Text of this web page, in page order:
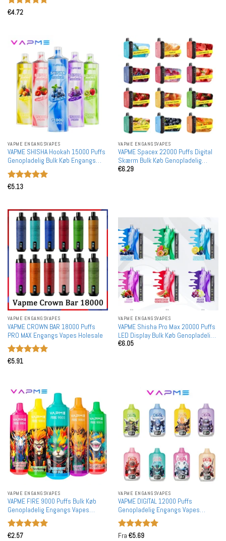
Vurderet
€4.72
VAPME ENGANGSVAPES
VAPME SHISHA Hookah 15000 Puffs
Genopladelig Bulk Køb Engangs
Vapes Holesale
Vurderet
€5.13
VAPME ENGANGSVAPES
VAPME Spacex 22000 Puffs Digital
Skærm Bulk Køb Genopladelig
Engangs Vapes Engros
€6.29
VAPME ENGANGSVAPES
VAPME CROWN BAR 18000 Puffs
PRO MAX Engangs Vapes Holesale
Vurderet
€5.91
VAPME ENGANGSVAPES
VAPME Shisha Pro Max 20000 Puffs
LED Display Bulk Køb Genopladelig
Engangs Vapes Holesale
€6.05
VAPME ENGANGSVAPES
VAPME FIRE 9000 Puffs Bulk Køb
Genopladelig Engangs Vapes
Holesale
Vurderet
€2.57
VAPME ENGANGSVAPES
VAPME DIGITAL 12000 Puffs
Genopladelig Engangs Vapes
Engros
Vurderet
Fra €5.69